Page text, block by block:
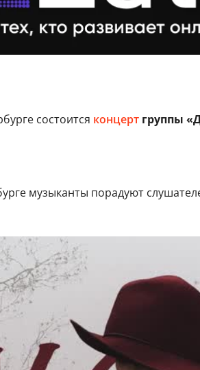
состоится концертгруппы
музыканты порадуют